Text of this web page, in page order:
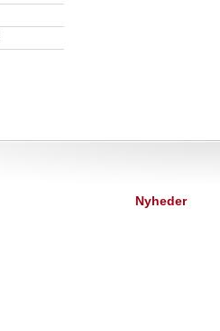
Nyheder